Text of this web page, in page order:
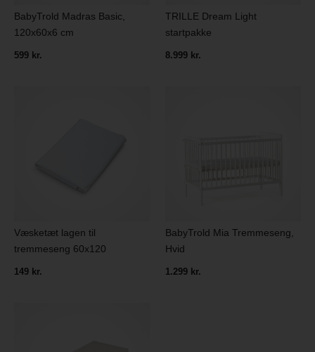
BabyTrold Madras Basic,
120x60x6 cm
599 kr.
TRILLE Dream Light
startpakke
8.999 kr.
Væsketæt lagen til
tremmeseng 60x120
149 kr.
BabyTrold Mia Tremmeseng,
Hvid
1.299 kr.